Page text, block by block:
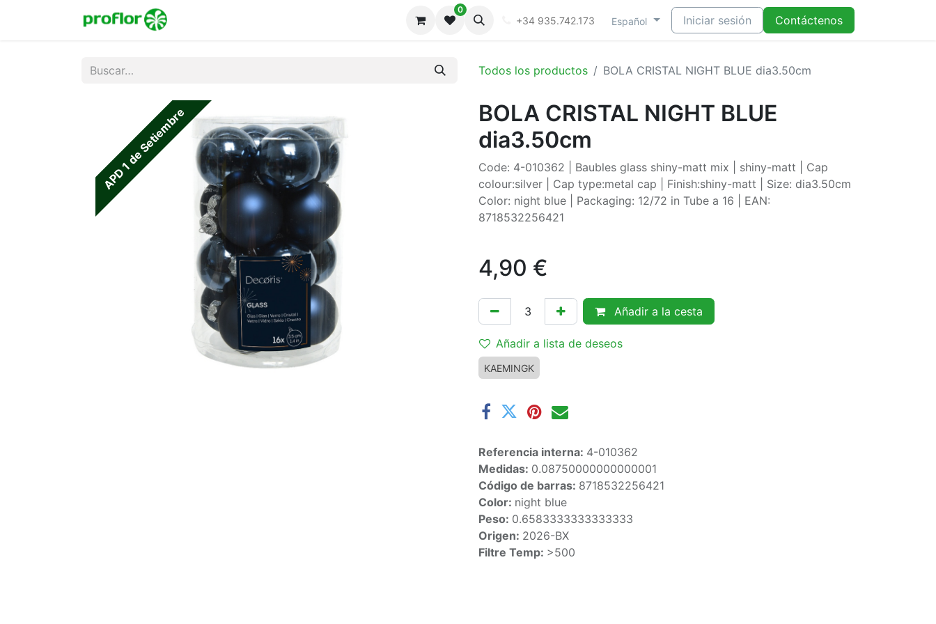
0
+34 935.742.173 Español Iniciar sesión Contáctenos
Todos los productos BOLA CRISTAL NIGHT BLUE dia3.50cm
APD 1 de Setiembre
BOLA CRISTAL NIGHT BLUE
dia3.50cm
Code: 4-010362 | Baubles glass shiny-matt mix | shiny-matt | Cap
colour:silver | Cap type:metal cap | Finish:shiny-matt | Size: dia3.50cm
Color: night blue | Packaging: 12/72 in Tube a 16 | EAN:
8718532256421
4,90 €
Añadir a la cesta
Añadir a lista de deseos
KAEMINGK
Referencia interna: 4-010362
Medidas: 0.08750000000000001
Código de barras: 8718532256421
Color: night blue
Peso: 0.6583333333333333
Origen: 2026-BX
Filtre Temp: >500